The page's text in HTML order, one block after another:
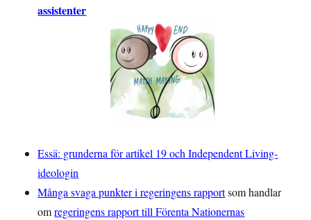
assistenter
Essä: grunderna för artikel 19 och Independent Living-
ideologin
Många svaga punkter i regeringens rapportsom handlar
omregeringens rapport till Förenta Nationernas